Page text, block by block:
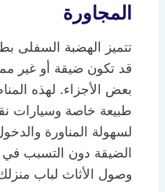
المجاورة
تتميز الهضبة السفلى
قد تكون ضيقة أو غير
بعض الأجزاء. لهذه
طبيعة خاصة وسيارات
لسهولة المناورة
الضيقة دون التسبب
وصول الأثاث لباب